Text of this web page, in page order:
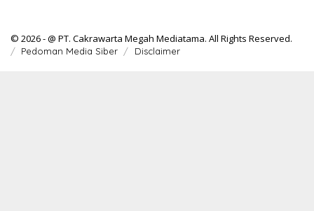
© 2026 - @ PT. Cakrawarta Megah Mediatama. All Rights Reserved.
Pedoman Media Siber Disclaimer